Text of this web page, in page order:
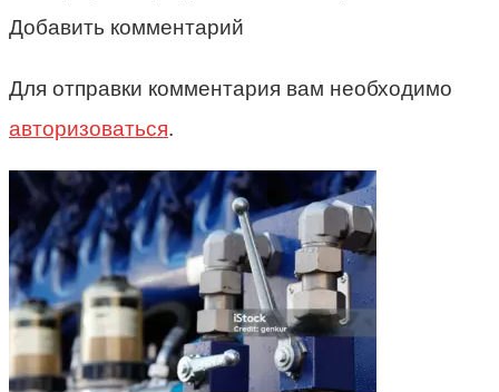
Добавить комментарий
Для отправки комментария вам необходимо
авторизоваться.